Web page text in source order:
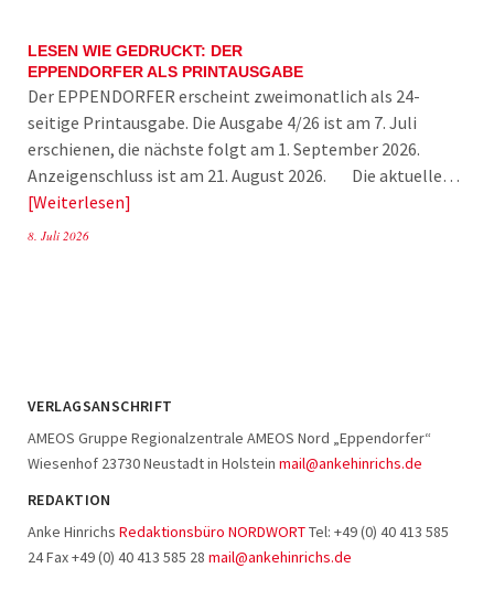
LESEN WIE GEDRUCKT: DER
EPPENDORFER ALS PRINTAUSGABE
Der EPPENDORFER erscheint zweimonatlich als 24-
seitige Printausgabe. Die Ausgabe 4/26 ist am 7. Juli
erschienen, die nächste folgt am 1. September 2026.
Anzeigenschluss ist am 21. August 2026. Die aktuelle…
Weiterlesen
8. Juli 2026
VERLAGSANSCHRIFT
AMEOS Gruppe Regionalzentrale AMEOS Nord „Eppendorfer“
Wiesenhof 23730 Neustadt in Holstein mail@ankehinrichs.de
REDAKTION
Anke Hinrichs Redaktionsbüro NORDWORTTel: +49 (0) 40 413 585
24 Fax +49 (0) 40 413 585 28 mail@ankehinrichs.de